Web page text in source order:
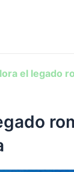
el legado